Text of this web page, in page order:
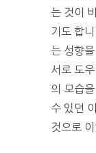
는 것이
기도 합
는 성향
서로 도
의 모습
수 있던
것으로